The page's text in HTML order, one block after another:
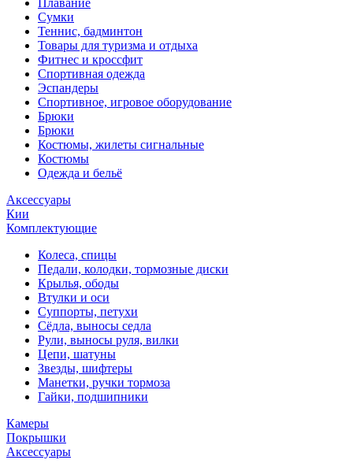
Плавание
Сумки
Теннис, бадминтон
Товары для туризма и отдыха
Фитнес и кроссфит
Спортивная одежда
Эспандеры
Спортивное, игровое оборудование
Брюки
Брюки
Костюмы, жилеты сигнальные
Костюмы
Одежда и бельё
Аксессуары
Кии
Комплектующие
Колеса, спицы
Педали, колодки, тормозные диски
Крылья, ободы
Втулки и оси
Суппорты, петухи
Сёдла, выносы седла
Рули, выносы руля, вилки
Цепи, шатуны
Звезды, шифтеры
Манетки, ручки тормоза
Гайки, подшипники
Камеры
Покрышки
Аксессуары